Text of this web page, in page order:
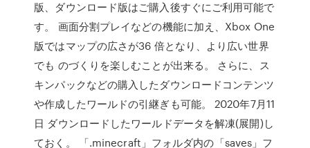
版、ダウンロード版はご購入後すぐにご利用可能で
す。 画面分割プレイなどの機能に加え、Xbox One
版ではマップの広さが36 倍となり、より広い世界
でも のづくりを楽しむことが出来る。 さらに、ス
キンパックなどの購入したダウンロードコンテンツ
や作成したワールドの引継ぎも可能。 2020年7月11
日 ダウンロードしたワールドデータを解凍(展開)し
ておく。 「.minecraft」フォルダ内の「saves」フ